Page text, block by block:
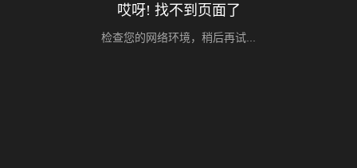
哎呀! 找不到页面了
检查您的网络环境，稍后再试...